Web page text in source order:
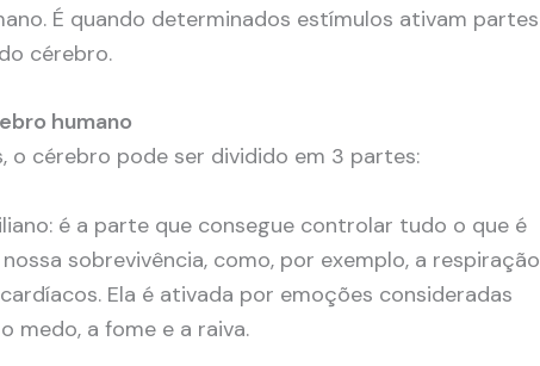
É quando determinados estímulos ativam partes
cérebro.
humano
o cérebro pode ser dividido em 3 partes:
é a parte que consegue controlar tudo o que é
sobrevivência, como, por exemplo, a respiração
Ela é ativada por emoções consideradas
medo, a fome e a raiva.